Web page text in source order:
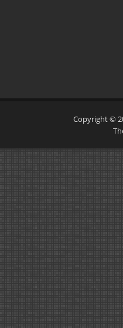
Copyright ©